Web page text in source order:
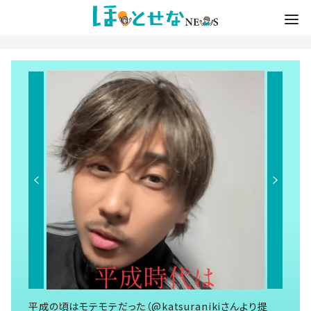
平成の頃はモテモテだった（@katsuranikiさんより提